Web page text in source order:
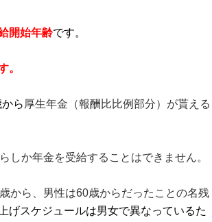
開始年齢です。
。
ら 厚生年金（報酬比比例部分）が貰える
か年金を受給することはできません。
から、男性は60歳からだったことの名残
げスケジュールは男女で異なっているた